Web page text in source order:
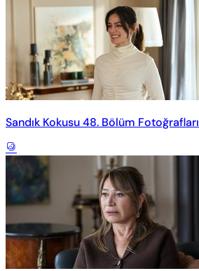
Sandık Kokusu 48. Bölüm Fotoğrafları